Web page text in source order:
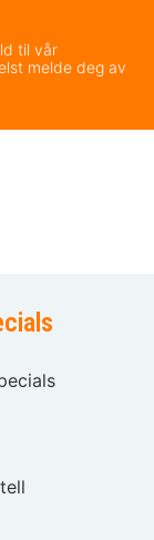
til vår
melde deg av